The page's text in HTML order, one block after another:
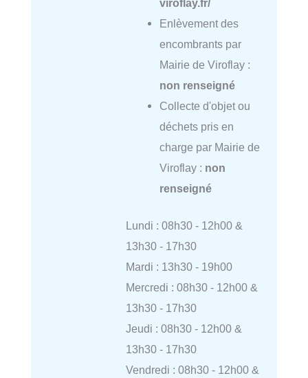
viroflay.fr/
Enlèvement des
encombrants par
Mairie de Viroflay :
non renseigné
Collecte d'objet ou
déchets pris en
charge par Mairie de
Viroflay : non
renseigné
Lundi : 08h30 - 12h00 &
13h30 - 17h30
Mardi : 13h30 - 19h00
Mercredi : 08h30 - 12h00 &
13h30 - 17h30
Jeudi : 08h30 - 12h00 &
13h30 - 17h30
Vendredi : 08h30 - 12h00 &